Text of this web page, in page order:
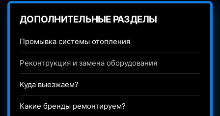
ДОПОЛНИТЕЛЬНЫЕ РАЗДЕЛЫ
Промывка системы отопления
Реконтрукция и замена оборудования
Куда выезжаем?
Какие бренды ремонтируем?